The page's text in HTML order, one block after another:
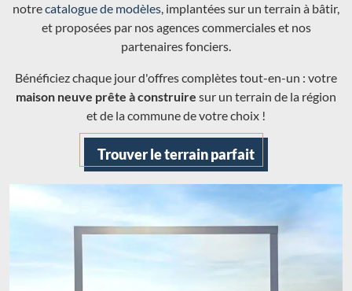
notrecatalogue de modèles, implantées sur un terrain à bâtir,
et proposées par nos agences commerciales et nos
partenaires fonciers.
Bénéficiez chaque jour d'offres complètes tout-en-un : votre
maison neuve prête à construire sur un terrain de la région
et de la commune de votre choix !
Trouver le terrain parfait